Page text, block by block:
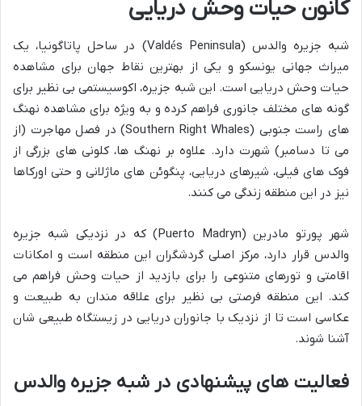
کانون حیات وحش دریایی
شبه جزیره والدس (Valdés Peninsula) در ساحل پاتاگونیا، یک
میراث جهانی یونسکو و یکی از بهترین نقاط جهان برای مشاهده
حیات وحش دریایی است. این شبه جزیره، اکوسیستمی بی نظیر برای
گونه های مختلف جانوری فراهم کرده و به ویژه برای مشاهده نهنگ
های راست جنوبی (Southern Right Whales) در فصل مهاجرت (از
می تا دسامبر) شهرت دارد. علاوه بر نهنگ ها، کلونی های بزرگی از
فوک های فیلی، شیرهای دریایی، پنگوئن های ماژلانی و حتی اورکاها
نیز در این منطقه زندگی می کنند.
شهر پورتو مادرین (Puerto Madryn) که در نزدیکی شبه جزیره
والدس قرار دارد، مرکز اصلی گردشگران این منطقه است و امکانات
اقامتی و تورهای متنوعی را برای بازدید از حیات وحش فراهم می
کند. این منطقه فرصتی بی نظیر برای علاقه مندان به طبیعت و
عکاسی است تا از نزدیک با جانوران دریایی در زیستگاه طبیعی شان
آشنا شوند.
فعالیت های پیشنهادی در شبه جزیره والدس